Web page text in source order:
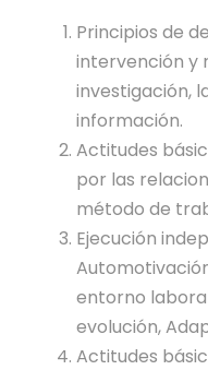
Principios de
intervención y
investigación,
información.
Actitudes
por las
método de
Ejecución
entorno
evolución,
Actitudes